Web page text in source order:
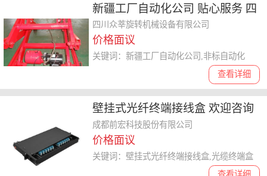
新疆工厂自动化公司 贴心服务 四
川众莘旋转机械设备供应
四川众莘旋转机械设备有限公司
价格面议
查看详细
关键词：新疆工厂自动化公司,非标自动化
壁挂式光纤终端接线盒 欢迎咨询
成都前宏科技股份供应
成都前宏科技股份有限公司
价格面议
查看详细
关键词：壁挂式光纤终端接线盒,光缆终端盒